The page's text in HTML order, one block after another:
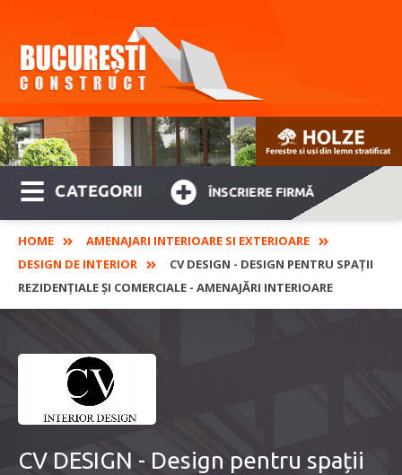
CATEGORII ÎNSCRIERE FIRMĂ
HOME
AMENAJARI INTERIOARE SI EXTERIOARE
DESIGN DE INTERIOR
CV DESIGN - DESIGN PENTRU SPAȚII
REZIDENȚIALE ȘI COMERCIALE - AMENAJĂRI INTERIOARE
CV DESIGN - Design pentru spații